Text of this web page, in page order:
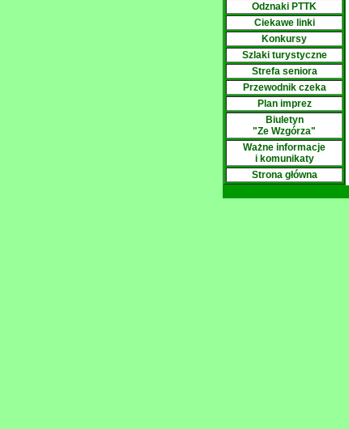
Odznaki PTTK
Ciekawe linki
Konkursy
Szlaki turystyczne
Strefa seniora
Przewodnik czeka
Plan imprez
Biuletyn
"Ze Wzgórza"
Ważne informacje
i komunikaty
Strona główna